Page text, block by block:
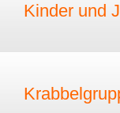
Kinder und